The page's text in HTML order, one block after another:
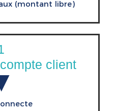
(montant libre)
client